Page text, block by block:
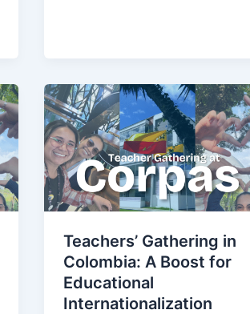
Teachers’ Gathering in
Colombia: A Boost for
Educational
Internationalization
Teachers’
Gathering
in
Colombia:
A
Boost
Educational
Internationalization